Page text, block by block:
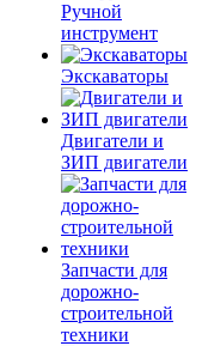
Ручной
инструмент
Экскаваторы
Двигатели и
ЗИП двигатели
Запчасти для
дорожно-
строительной
техники